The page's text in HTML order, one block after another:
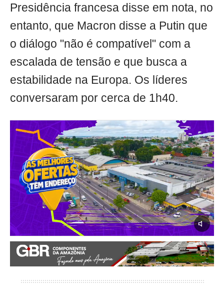
Presidência francesa disse em nota, no
entanto, que Macron disse a Putin que
o diálogo "não é compatível" com a
escalada de tensão e que busca a
estabilidade na Europa. Os líderes
conversaram por cerca de 1h40.